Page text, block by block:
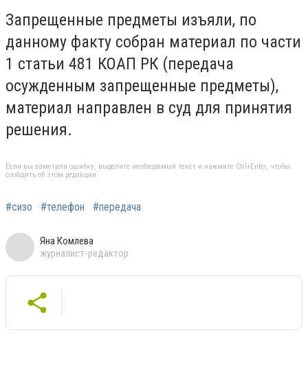
Запрещенные предметы изъяли, по
данному факту собран материал по части
1 статьи 481 КОАП РК (передача
осужденным запрещенные предметы),
материал направлен в суд для принятия
решения.
Если вы заметили ошибку, выделите необходимый текст и нажмите Ctrl+Enter, чтобы
сообщить об этом редакции
#сизо #телефон #передача
Яна Комлева
журналист-редактор